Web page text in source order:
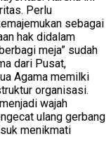
Perlu
sebagai
hak didalam
meja” sudah
dari Pusat,
Agama memilki
organisasi.
wajah
ulang gerbang
menikmati